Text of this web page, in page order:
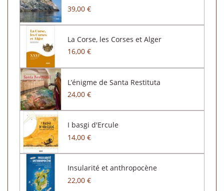
39,00 €
La Corse, les Corses et Alger
16,00 €
L’énigme de Santa Restituta
24,00 €
I basgi d'Ercule
14,00 €
Insularité et anthropocène
22,00 €